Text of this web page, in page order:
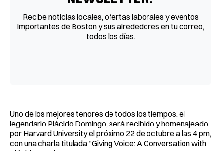
Recibe noticias locales, ofertas laborales y eventos
importantes de Boston y sus alrededores en tu correo,
todos los días.
Uno de los mejores tenores de todos los tiempos, el
legendario Plácido Domingo, será recibido y homenajeado
por Harvard University el próximo 22 de octubre a las 4 pm,
con una charla titulada “Giving Voice: A Conversation with